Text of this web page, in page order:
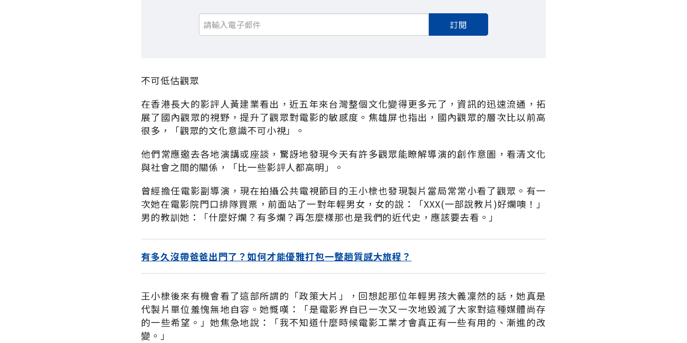
訂閱
不可低估觀眾
在香港長大的影評人黃建業看出，近五年來台灣整個文化變得更多元了，資訊的迅速流通，拓
展了國內觀眾的視野，提升了觀眾對電影的敏感度。焦雄屏也指出，國內觀眾的層次比以前高
很多，「觀眾的文化意識不可小視」。
他們常應邀去各地演講或座談，驚訝地發現今天有許多觀眾能瞭解導演的創作意圖，看清文化
與社會之間的關係，「比一些影評人都高明」。
曾經擔任電影副導演，現在拍攝公共電視節目的王小棣也發現製片當局常常小看了觀眾。有一
次她在電影院門口排隊買票，前面站了一對年輕男女，女的說：「XXX(一部說教片)好爛噢！」
男的教訓她：「什麼好爛？有多爛？再怎麼樣那也是我們的近代史，應該要去看。」
有多久沒帶爸爸出門了？如何才能優雅打包一整趟質感大旅程？
王小棣後來有機會看了這部所謂的「政策大片」，回想起那位年輕男孩大義凜然的話，她真是
代製片單位羞愧無地自容。她慨嘆：「是電影界自已一次又一次地毀滅了大家對這種媒體尚存
的一些希望。」她焦急地說：「我不知道什麼時候電影工業才會真正有一些有用的、漸進的改
變。」